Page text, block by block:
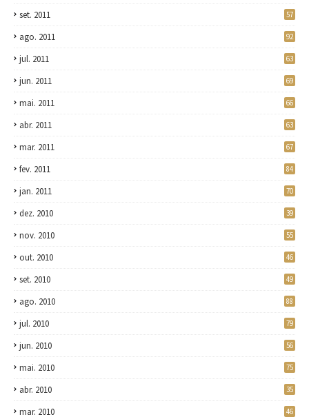
set. 2011 57
ago. 2011 92
jul. 2011 63
jun. 2011 69
mai. 2011 66
abr. 2011 63
mar. 2011 67
fev. 2011 84
jan. 2011 70
dez. 2010 39
nov. 2010 55
out. 2010 46
set. 2010 49
ago. 2010 88
jul. 2010 79
jun. 2010 56
mai. 2010 75
abr. 2010 35
mar. 2010 46